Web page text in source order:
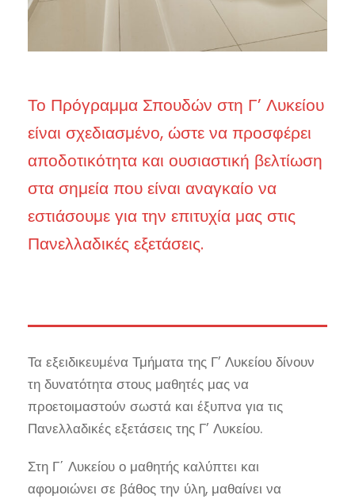
Το Πρόγραμμα Σπουδών στη Γ’ Λυκείου
είναι σχεδιασμένο, ώστε να προσφέρει
αποδοτικότητα και ουσιαστική βελτίωση
στα σημεία που είναι αναγκαίο να
εστιάσουμε για την επιτυχία μας στις
Πανελλαδικές εξετάσεις.
Τα εξειδικευμένα Τμήματα της Γ’ Λυκείου δίνουν
τη δυνατότητα στους μαθητές μας να
προετοιμαστούν σωστά και έξυπνα για τις
Πανελλαδικές εξετάσεις της Γ’ Λυκείου.
Στη Γ΄ Λυκείου ο μαθητής καλύπτει και
αφομοιώνει σε βάθος την ύλη, μαθαίνει να